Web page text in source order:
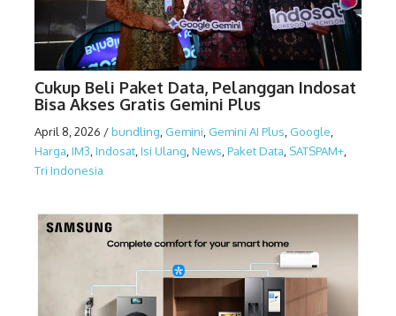
Cukup Beli Paket Data, Pelanggan Indosat
Bisa Akses Gratis Gemini Plus
April 8, 2026 /bundling, Gemini, Gemini AI Plus, Google,
Harga,IM3,Indosat,Isi Ulang,News,Paket Data, SATSPAM+,
Tri Indonesia